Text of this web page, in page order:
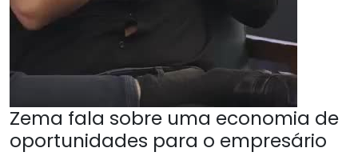
Zema fala sobre uma economia de
oportunidades para o empresário